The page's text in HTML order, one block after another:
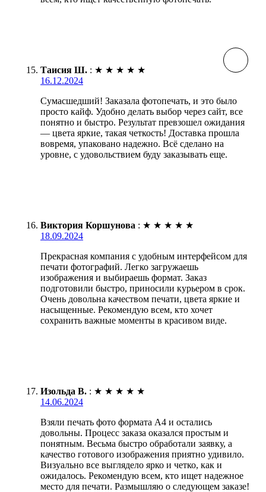
Таисия Ш. : ★ ★ ★ ★ ★
16.12.2024
Сумасшедший! Заказала фотопечать, и это было
просто кайф. Удобно делать выбор через сайт, все
понятно и быстро. Результат превзошел ожидания
— цвета яркие, такая четкость! Доставка прошла
вовремя, упаковано надежно. Всё сделано на
уровне, с удовольствием буду заказывать еще.
Виктория Коршунова : ★ ★ ★ ★ ★
18.09.2024
Прекрасная компания с удобным интерфейсом для
печати фотографий. Легко загружаешь
изображения и выбираешь формат. Заказ
подготовили быстро, приносили курьером в срок.
Очень довольна качеством печати, цвета яркие и
насыщенные. Рекомендую всем, кто хочет
сохранить важные моменты в красивом виде.
Изольда В. : ★ ★ ★ ★ ★
14.06.2024
Взяли печать фото формата А4 и остались
довольны. Процесс заказа оказался простым и
понятным. Весьма быстро обработали заявку, а
качество готового изображения приятно удивило.
Визуально все выглядело ярко и четко, как и
ожидалось. Рекомендую всем, кто ищет надежное
место для печати. Размышляю о следующем заказе!